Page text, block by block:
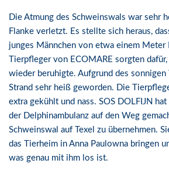
Die Atmung des Schweinswals war sehr
Flanke verletzt. Es stellte sich heraus,
junges Männchen von etwa einem Meter
Tierpfleger von ECOMARE sorgten
wieder beruhigte. Aufgrund des
Strand sehr heiß geworden. Die
extra gekühlt und nass. SOS DOLFIJN
der Delphinambulanz auf den Weg
Schweinswal auf Texel zu übernehmen.
das Tierheim in Anna Paulowna bringen
was genau mit ihm los ist.